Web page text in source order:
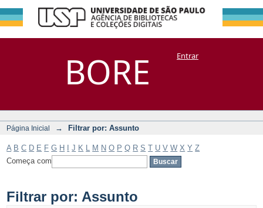
BORE
Filtrar por:
Assunto
DSpace/Manakin + CoriscoEntrar
Página Inicial → Filtrar por: Assunto
A B C D E F G H J K M N O P Q R S T U V W X Y Z
Começa com
Filtrar por: Assunto